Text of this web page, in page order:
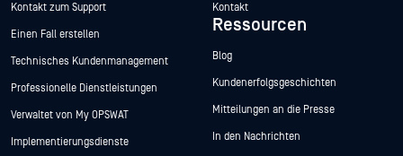
Kontakt zum Support
Einen Fall erstellen
Technisches Kundenmanagement
Professionelle Dienstleistungen
Verwaltet von My OPSWAT
Implementierungsdienste
Kontakt
Ressourcen
Blog
Kundenerfolgsgeschichten
Mitteilungen an die Presse
In den Nachrichten